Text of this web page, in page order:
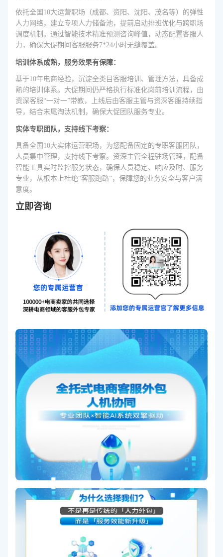
依托全国10大运营职场（成都、资阳、沈阳、茂名等）的弹性
人力网络，建立专项人力储备池，提前启动排班优化与跨职场
调度机制。通过智能技术精准预测咨询峰值，动态配置客服人
力，确保大促期间客服服务7*24小时无缝覆盖。
培训体系成熟，服务效果有保障：
基于10年电商经验，沉淀全类目客服培训、管理方法，具备成
熟的培训体系。大促期间仍严格执行标准化岗前培训流程，由
资深客服“一对一”带教，上线后由客服主管与资深客服持续指
导，结合末尾淘汰机制，确保大促团队服务专业。
实体专职团队，支持线下考察：
具备全国10大实体运营职场，为您配备固定的专职客服团队，
人员集中管理，支持线下考察。资深主管全程驻场管理，配备
智能工具实时监控服务状态，确保人员稳定、响应及时、服务
专业，从根本上杜绝“客服跑路”，保障您的业务安全与客户满
意度。
立即咨询